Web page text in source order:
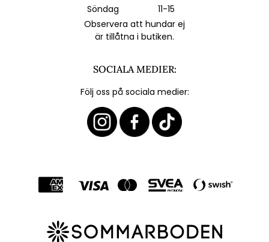
Söndag
11-15
Observera att hundar ej
är tillåtna i butiken.
SOCIALA MEDIER:
Följ oss på sociala medier: